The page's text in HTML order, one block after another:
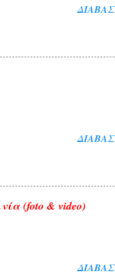
(foto & video)